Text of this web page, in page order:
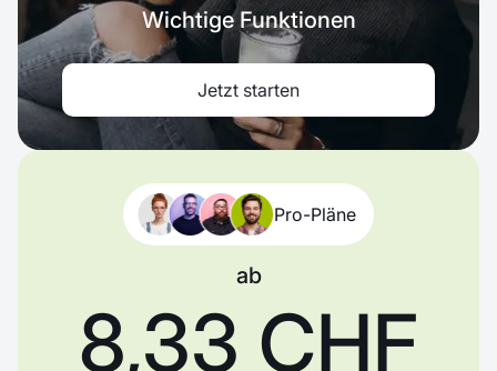
Wichtige Funktionen
Jetzt starten
Pro-Pläne
ab
8,33 CHF